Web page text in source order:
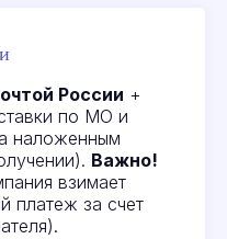
России +
по МО и
наложенным
Важно!
взимает
платеж за счет